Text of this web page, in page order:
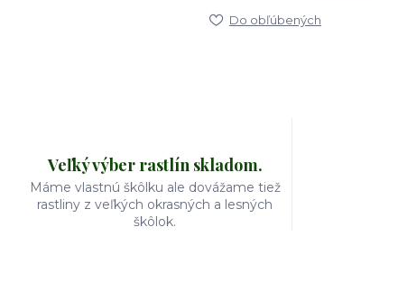
Do obľúbených
Veľký výber rastlín skladom.
Máme vlastnú škôlku ale dovážame tiež
rastliny z veľkých okrasných a lesných
škôlok.